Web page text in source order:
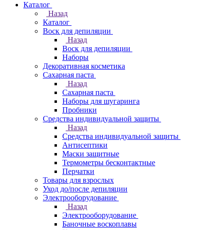
Каталог
Назад
Каталог
Воск для депиляции
Назад
Воск для депиляции
Наборы
Декоративная косметика
Сахарная паста
Назад
Сахарная паста
Наборы для шугаринга
Пробники
Средства индивидуальной защиты
Назад
Средства индивидуальной защиты
Антисептики
Маски защитные
Термометры бесконтактные
Перчатки
Товары для взрослых
Уход до/после депиляции
Электрооборудование
Назад
Электрооборудование
Баночные воскоплавы